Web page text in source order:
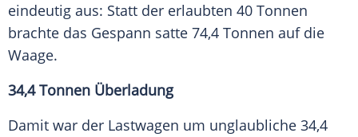
eindeutig aus: Statt der erlaubten 40 Tonnen
brachte das Gespann satte 74,4 Tonnen auf die
Waage.
34,4 Tonnen Überladung
Damit war der Lastwagen um unglaubliche 34,4